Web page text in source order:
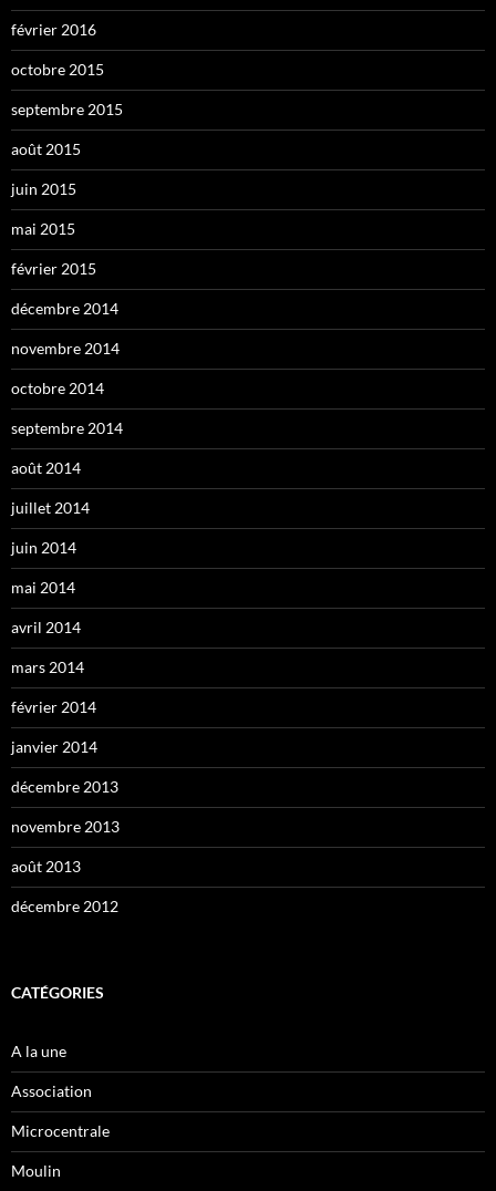
février 2016
octobre 2015
septembre 2015
août 2015
juin 2015
mai 2015
février 2015
décembre 2014
novembre 2014
octobre 2014
septembre 2014
août 2014
juillet 2014
juin 2014
mai 2014
avril 2014
mars 2014
février 2014
janvier 2014
décembre 2013
novembre 2013
août 2013
décembre 2012
CATÉGORIES
A la une
Association
Microcentrale
Moulin